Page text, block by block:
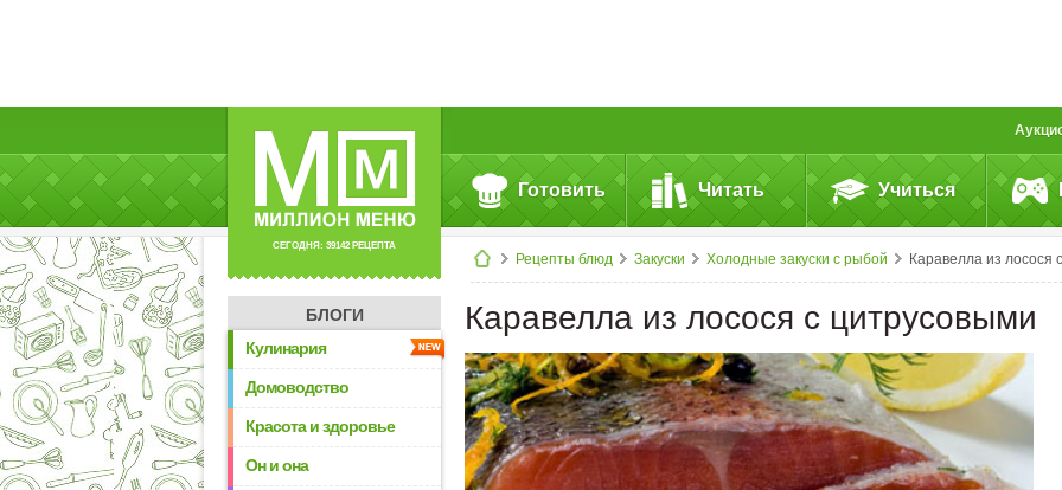
СЕГОДНЯ: 39142 РЕЦЕПТА
Готовить Читать Учиться
Рецепты блюд Закуски Холодные закуски с рыбой Каравелла из лосося с
БЛОГИ
Кулинария
Домоводство
Красота и здоровье
Он и она
Каравелла из лосося с цитрусовыми